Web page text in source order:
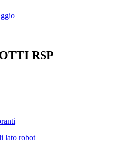
RSP
lato robot